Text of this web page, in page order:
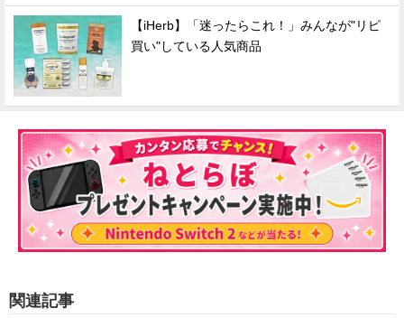
【iHerb】「迷ったらこれ！」みんなが"リピ
買い"している人気商品
関連記事